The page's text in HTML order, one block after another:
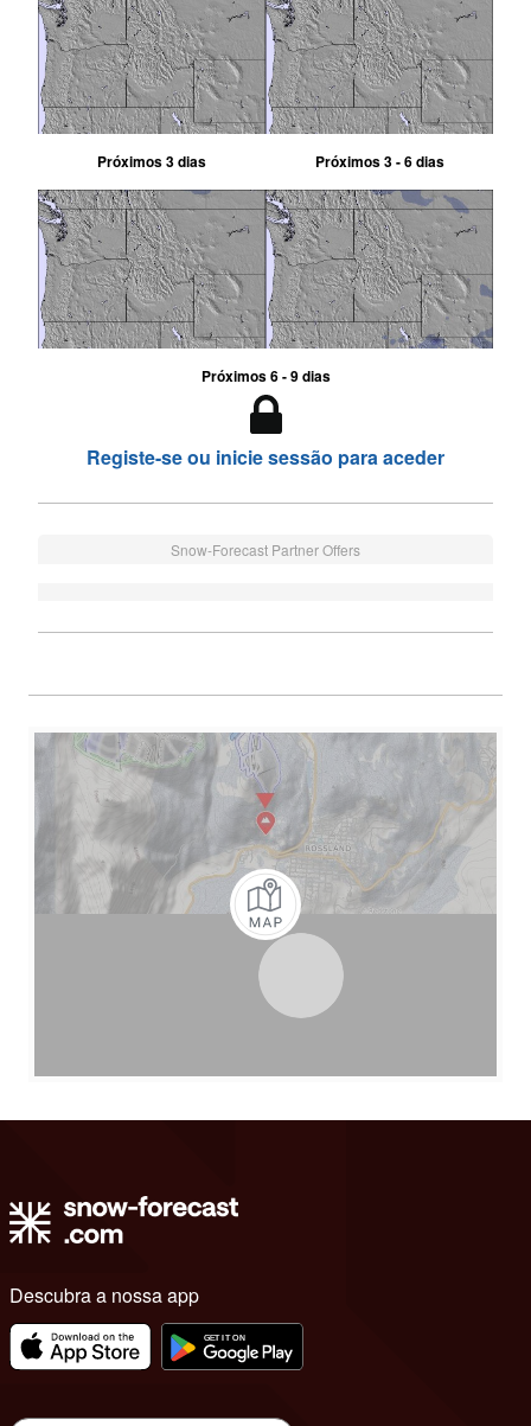
Próximos 3 dias Próximos 3 - 6 dias
Próximos 6 - 9 dias
Registe-se ou inicie sessão para aceder
Snow-Forecast Partner Offers
Descubra a nossa app